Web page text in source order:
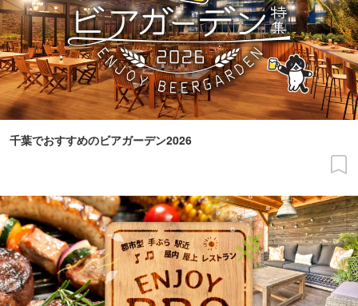
千葉でおすすめのビアガーデン2026